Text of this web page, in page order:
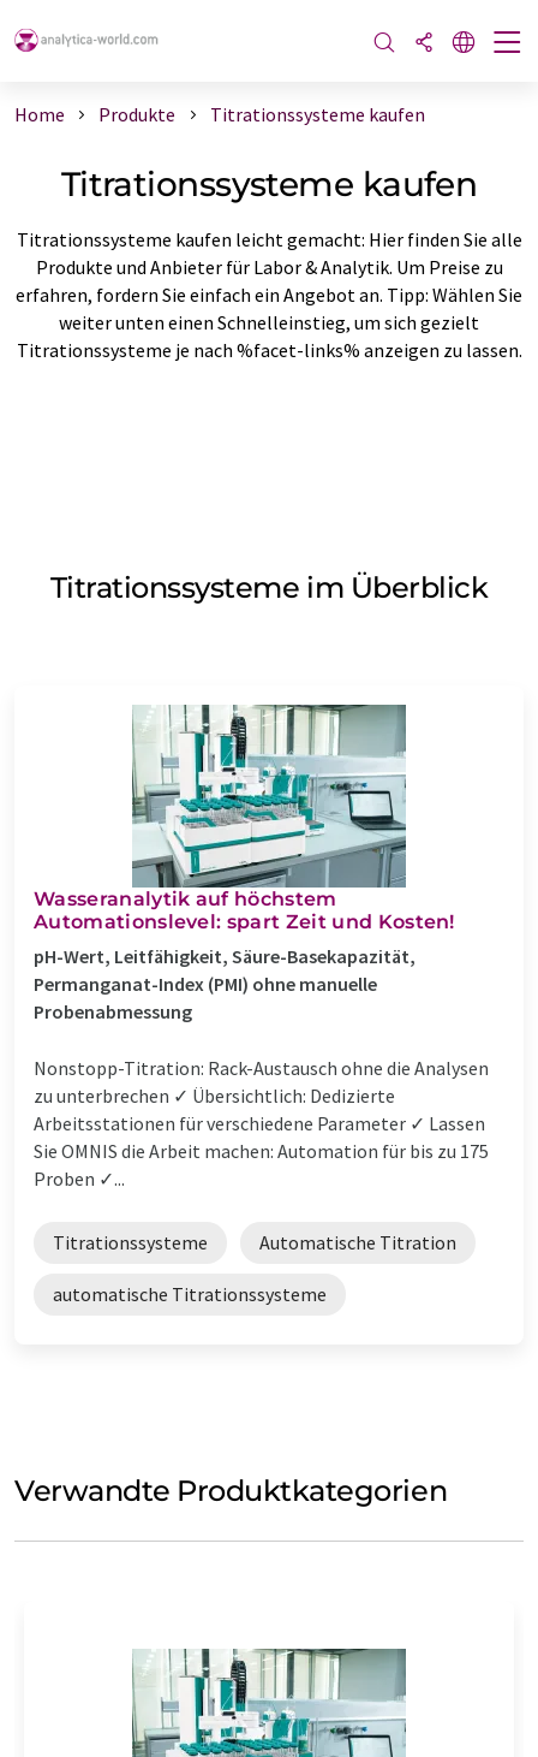
Home Produkte Titrationssysteme kaufen
Titrationssysteme kaufen
Titrationssysteme kaufen leicht gemacht: Hier finden Sie alle
Produkte und Anbieter für Labor & Analytik. Um Preise zu
erfahren, fordern Sie einfach ein Angebot an. Tipp: Wählen Sie
weiter unten einen Schnelleinstieg, um sich gezielt
Titrationssysteme je nach %facet-links% anzeigen zu lassen.
Titrationssysteme im Überblick
Wasseranalytik auf höchstem
Automationslevel: spart Zeit und Kosten!
pH-Wert, Leitfähigkeit, Säure-Basekapazität,
Permanganat-Index (PMI) ohne manuelle
Probenabmessung
Nonstopp-Titration: Rack-Austausch ohne die Analysen
zu unterbrechen ✓ Übersichtlich: Dedizierte
Arbeitsstationen für verschiedene Parameter ✓ Lassen
Sie OMNIS die Arbeit machen: Automation für bis zu 175
Proben ✓...
Titrationssysteme Automatische Titration
automatische Titrationssysteme
Verwandte Produktkategorien